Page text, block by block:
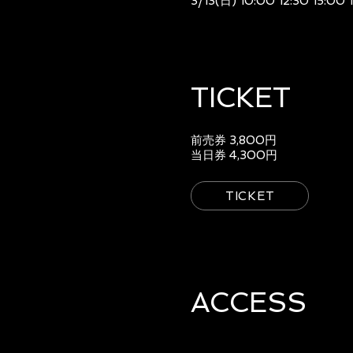
TICKET
前売券 3,800円
当日券 4,300円
TICKET
ACCESS